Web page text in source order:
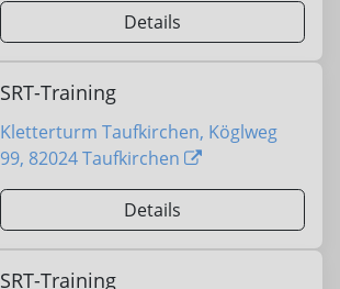
Details
SRT-Training
Kletterturm Taufkirchen, Köglweg
99, 82024 Taufkirchen
Details
SRT-Training